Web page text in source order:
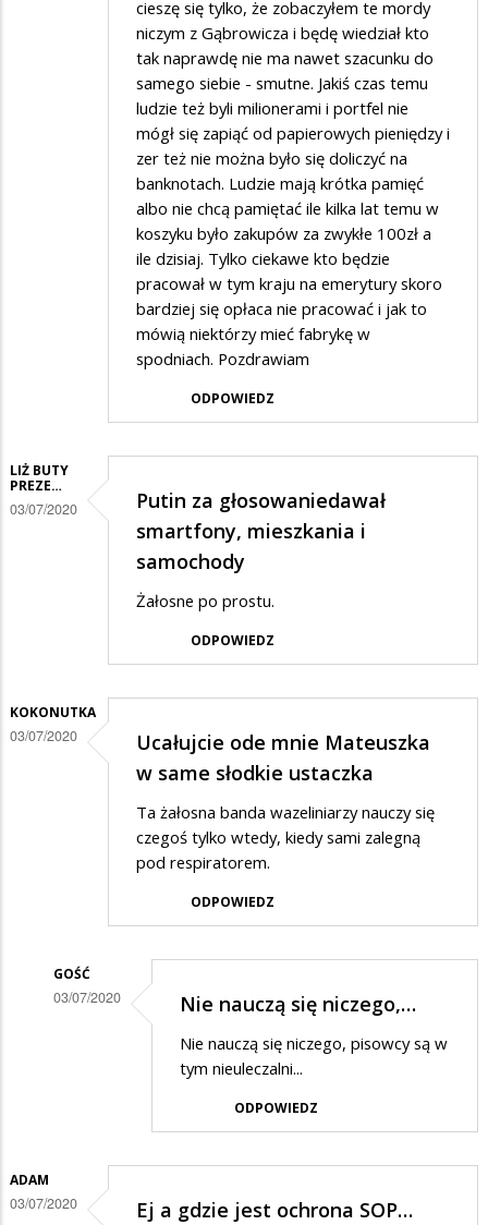
cieszę się tylko, że zobaczyłem te mordy
niczym z Gąbrowicza i będę wiedział kto
tak naprawdę nie ma nawet szacunku do
samego siebie - smutne. Jakiś czas temu
ludzie też byli milionerami i portfel nie
mógł się zapiąć od papierowych pieniędzy i
zer też nie można było się doliczyć na
banknotach. Ludzie mają krótka pamięć
albo nie chcą pamiętać ile kilka lat temu w
koszyku było zakupów za zwykłe 100zł a
ile dzisiaj. Tylko ciekawe kto będzie
pracował w tym kraju na emerytury skoro
bardziej się opłaca nie pracować i jak to
mówią niektórzy mieć fabrykę w
spodniach. Pozdrawiam
ODPOWIEDZ
LIŻ BUTY
PREZE…
03/07/2020
Putin za głosowaniedawał
smartfony, mieszkania i
samochody
Żałosne po prostu.
ODPOWIEDZ
KOKONUTKA
03/07/2020
Ucałujcie ode mnie Mateuszka
w same słodkie ustaczka
Ta żałosna banda wazeliniarzy nauczy się
czegoś tylko wtedy, kiedy sami zalegną
pod respiratorem.
ODPOWIEDZ
GOŚĆ
03/07/2020 Nie nauczą się niczego,…
Nie nauczą się niczego, pisowcy są w
tym nieuleczalni...
ODPOWIEDZ
ADAM
03/07/2020 Ej a gdzie jest ochrona SOP…